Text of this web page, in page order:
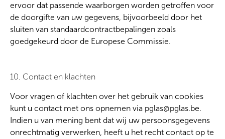
ervoor dat passende waarborgen worden getroffen voor
de doorgifte van uw gegevens, bijvoorbeeld door het
sluiten van standaardcontractbepalingen zoals
goedgekeurd door de Europese Commissie.
10. Contact en klachten
Voor vragen of klachten over het gebruik van cookies
kunt u contact met ons opnemen via pglas@pglas.be.
Indien u van mening bent dat wij uw persoonsgegevens
onrechtmatig verwerken, heeft u het recht contact op te